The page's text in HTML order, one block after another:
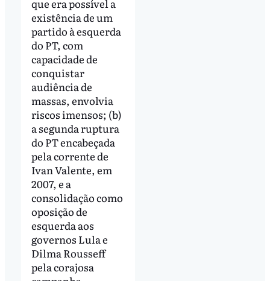
que era possível a
existência de um
partido à esquerda
do PT, com
capacidade de
conquistar
audiência de
massas, envolvia
riscos imensos; (b)
a segunda ruptura
do PT encabeçada
pela corrente de
Ivan Valente, em
2007, e a
consolidação como
oposição de
esquerda aos
governos Lula e
Dilma Rousseff
pela corajosa